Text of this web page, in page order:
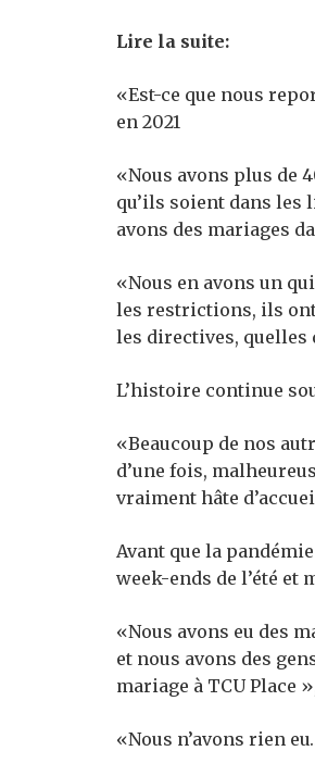
Lire la suite:
«Est-ce que nous
en 2021
«Nous avons plus de
qu’ils soient dans les
avons des mariages
«Nous en avons un
les restrictions, ils
les directives, quelles
L’histoire continue
«Beaucoup de nos
d’une fois,
vraiment hâte
Avant que la
week-ends de l’été et
«Nous avons eu des
et nous avons des
mariage à TCU Place
«Nous n’avons rien